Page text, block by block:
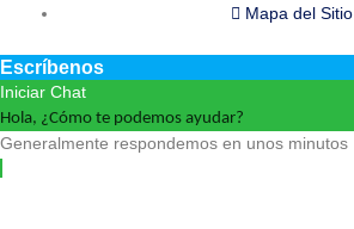
Mapa del Sitio
Escríbenos
Iniciar Chat
Hola, ¿Cómo te podemos ayudar?
Generalmente respondemos en unos minutos